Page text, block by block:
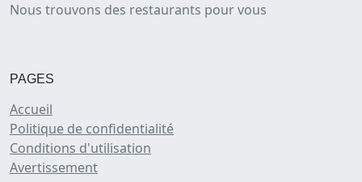
Nous trouvons des restaurants pour vous
PAGES
Accueil
Politique de confidentialité
Conditions d'utilisation
Avertissement